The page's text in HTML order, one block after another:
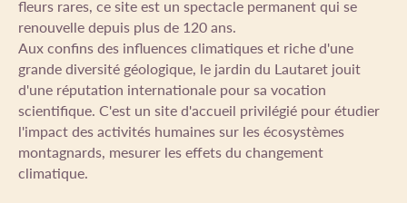
fleurs rares, ce site est un spectacle permanent qui se
renouvelle depuis plus de 120 ans.
Aux confins des influences climatiques et riche d'une
grande diversité géologique, le jardin du Lautaret jouit
d'une réputation internationale pour sa vocation
scientifique. C'est un site d'accueil privilégié pour étudier
l'impact des activités humaines sur les écosystèmes
montagnards, mesurer les effets du changement
climatique.